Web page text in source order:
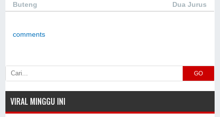
Buteng
Dua Jurus
comments
GO
VIRAL MINGGU INI